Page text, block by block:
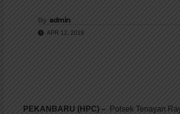
By admin
APR 12, 2018
PEKANBARU (HPC) –
Polsek Tenayan